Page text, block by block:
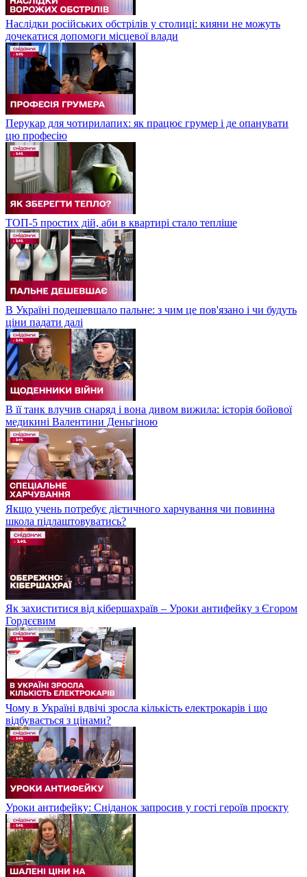
Наслідки російських обстрілів у столиці: кияни не можуть
дочекатися допомоги місцевої влади
Перукар для чотирилапих: як працює грумер і де опанувати
цю професію
ТОП-5 простих дій, аби в квартирі стало тепліше
В Україні подешевшало пальне: з чим це пов'язано і чи будуть
ціни падати далі
В її танк влучив снаряд і вона дивом вижила: історія бойової
медикині Валентини Деньгіною
Якщо учень потребує дієтичного харчування чи повинна
школа підлаштовуватись?
Як захиститися від кібершахраїв – Уроки антифейку з Єгором
Гордєєвим
Чому в Україні вдвічі зросла кількість електрокарів і що
відбувається з цінами?
Уроки антифейку: Сніданок запросив у гості героїв проєкту